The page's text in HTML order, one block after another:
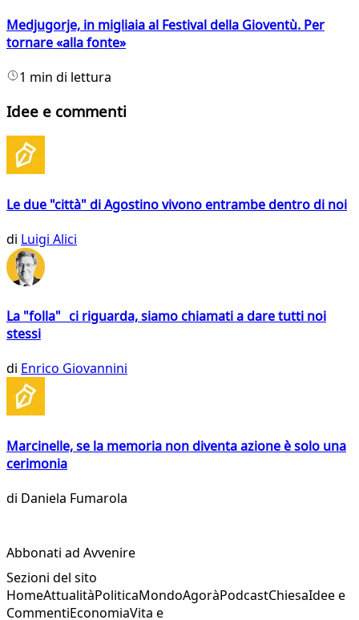
Medjugorje, in migliaia al Festival della Gioventù. Per
tornare «alla fonte»
1 min di lettura
Idee e commenti
Le due "città" di Agostino vivono entrambe dentro di noi
di Luigi Alici
La "folla" ci riguarda, siamo chiamati a dare tutti noi
stessi
di Enrico Giovannini
Marcinelle, se la memoria non diventa azione è solo una
cerimonia
di Daniela Fumarola
Abbonati ad Avvenire
Sezioni del sito
HomeAttualitàPoliticaMondoAgoràPodcastChiesaIdee e
CommentiEconomiaVita e